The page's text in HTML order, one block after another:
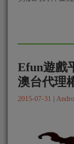
Efun遊戲
澳台代理
2015-07-31